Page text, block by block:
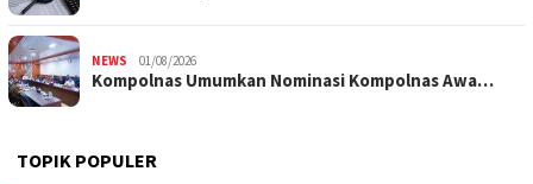
NEWS 01/08/2026
Kompolnas Umumkan Nominasi Kompolnas Awa…
TOPIK POPULER